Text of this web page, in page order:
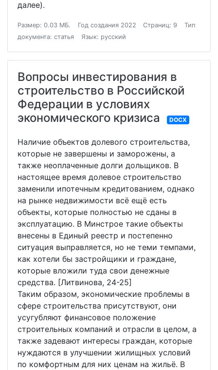
далее).
Размер: 0.03 МБ. Год создания 2022 Страниц: 9
Тип
документа: статья
Язык: русский
Вопросы инвестирования в
строительство в Российской
Федерации в условиях
экономического кризиса
DOCX
Наличие объектов долевого строительства,
которые не завершены и заморожены, а
также неоплаченные долги дольщиков. В
настоящее время долевое строительство
заменили ипотечным кредитованием, однако
на рынке недвижимости всё ещё есть
объекты, которые полностью не сданы в
эксплуатацию. В Минстрое такие объекты
внесены в Единый реестр и постепенно
ситуация выправляется, но не теми темпами,
как хотели бы застройщики и граждане,
которые вложили туда свои денежные
средства. [Литвинова, 24-25]
Таким образом, экономические проблемы в
сфере строительства присутствуют, они
усугубляют финансовое положение
строительных компаний и отрасли в целом, а
также задевают интересы граждан, которые
нуждаются в улучшении жилищных условий
по комфортным для них ценам на жильё. В